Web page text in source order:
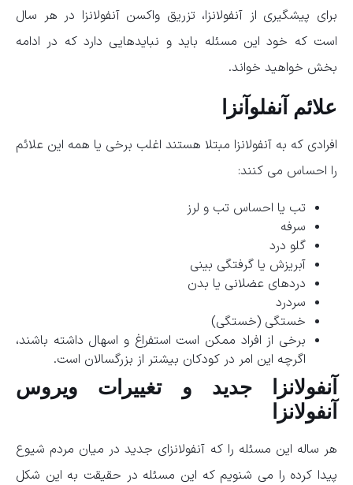
برای پیشگیری از آنفولانزا، تزریق واکسن آنفولانزا در هر سال
است که خود این مسئله باید و نبایدهایی دارد که در ادامه
بخش خواهید خواند.
علائم آنفلوآنزا
افرادی که به آنفولانزا مبتلا هستند اغلب برخی یا همه این علائم
را احساس می کنند:
تب یا احساس تب و لرز
سرفه
گلو درد
آبریزش یا گرفتگی بینی
دردهای عضلانی یا بدن
سردرد
خستگی (خستگی)
برخی از افراد ممکن است استفراغ و اسهال داشته باشند،
اگرچه این امر در کودکان بیشتر از بزرگسالان است.
آنفولانزا جدید و تغییرات ویروس
آنفولانزا
هر ساله این مسئله را که آنفولانزای جدید در میان مردم شیوع
پیدا کرده را می شنویم که این مسئله در حقیقت به این شکل